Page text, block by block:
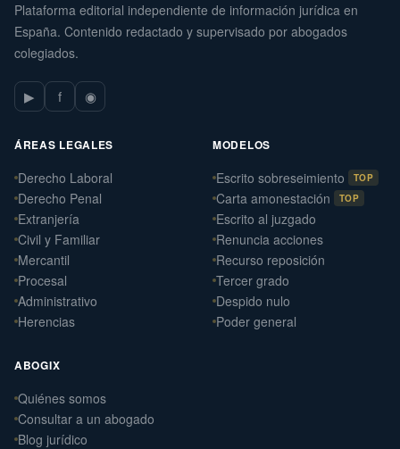
Plataforma editorial independiente de información jurídica en
España. Contenido redactado y supervisado por abogados
colegiados.
▶ f ◉
ÁREAS LEGALES
Derecho Laboral
Derecho Penal
Extranjería
Civil y Familiar
Mercantil
Procesal
Administrativo
Herencias
MODELOS
Escrito sobreseimiento TOP
Carta amonestación TOP
Escrito al juzgado
Renuncia acciones
Recurso reposición
Tercer grado
Despido nulo
Poder general
ABOGIX
Quiénes somos
Consultar a un abogado
Blog jurídico
Daniel Ramos Illanes
Derecho Laboral
📍 Sevilla